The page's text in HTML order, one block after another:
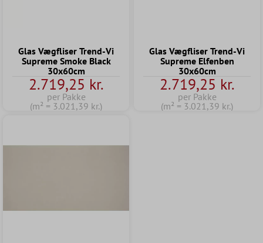
Glas Vægfliser Trend-Vi
Supreme Smoke Black
30x60cm
2.719,25 kr.
per Pakke
(m² = 3.021,39 kr.)
Glas Vægfliser Trend-Vi
Supreme Elfenben
30x60cm
2.719,25 kr.
per Pakke
(m² = 3.021,39 kr.)